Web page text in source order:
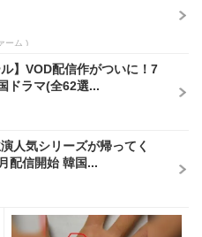
ーム )
ル】VOD配信作がついに！7
ドラマ(全62選...
人気シリーズが帰ってく
配信開始 韓国...